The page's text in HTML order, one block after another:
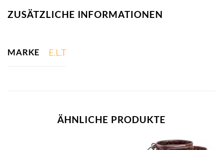
ZUSÄTZLICHE INFORMATIONEN
MARKE E.L.T
ÄHNLICHE PRODUKTE